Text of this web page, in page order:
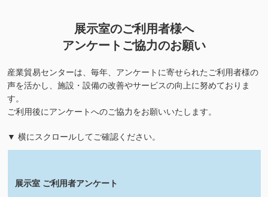
展示室のご利用者様へ
アンケートご協力のお願い
産業貿易センターは、毎年、アンケートに寄せられたご利用者様の
声を活かし、施設・設備の改善やサービスの向上に努めておりま
す。
ご利用後にアンケートへのご協力をお願いいたします。
▼ 横にスクロールしてご確認ください。
展示室 ご利用者アンケート